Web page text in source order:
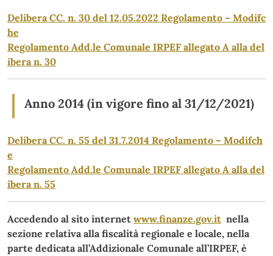
Delibera CC. n. 30 del 12.05.2022 Regolamento – Modifc
he
Regolamento Add.le Comunale IRPEF allegato A alla del
ibera n. 30
Anno 2014 (in vigore fino al 31/12/2021)
Delibera CC. n. 55 del 31.7.2014 Regolamento – Modifch
e
Regolamento Add.le Comunale IRPEF allegato A alla del
ibera n. 55
Accedendo al sito internet www.finanze.gov.it nella
sezione relativa alla fiscalità regionale e locale, nella
parte dedicata all’Addizionale Comunale all’IRPEF, è